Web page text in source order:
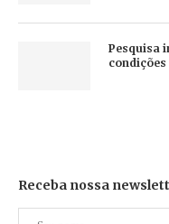
Pesquisa
Receba nossa